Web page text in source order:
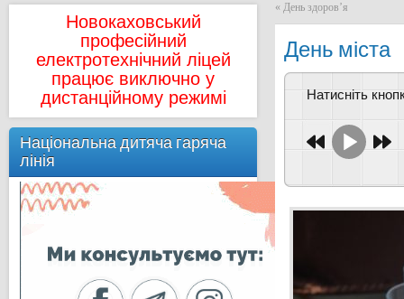
Новокаховський
професійний
електротехнічний ліцей
працює виключно у
дистанційному режимі
Національна дитяча гаряча
лінія
« День здоров’я
День міста
Натисніть